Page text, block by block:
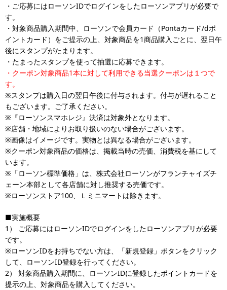
・ご応募にはローソンIDでログインをしたローソンアプリが必要で
す。
・対象商品購入期間中、ローソンで会員カード（Pontaカード/dポ
イントカード）をご提示の上、対象商品を1商品購入ごとに、翌日午
後にスタンプがたまります。
・たまったスタンプを使って抽選に応募できます。
・クーポン対象商品1本に対して利用できる当選クーポンは１つで
す。
※スタンプは購入日の翌日午後に付与されます。付与が遅れること
もございます。ご了承ください。
※『ローソンスマホレジ』決済は対象外となります。
※店舗・地域によりお取り扱いのない場合がございます。
※画像はイメージです。実物とは異なる場合がございます。
※クーポン対象商品の価格は、掲載当時の売価、消費税を基にして
います。
※「ローソン標準価格」は、株式会社ローソンがフランチャイズチ
ェーン本部として各店舗に対し推奨する売価です。
※ローソンストア100、Ｌミニマートは除きます。
■実施概要
1） ご応募にはローソンIDでログインをしたローソンアプリが必要
です。
※ローソンIDをお持ちでない方は、「新規登録」ボタンをクリック
して、ローソンID登録を行ってください。
2） 対象商品購入期間に、ローソンIDに登録したポイントカードを
提示の上、対象商品を購入してください。